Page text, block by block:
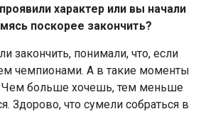
характер или вы начали
поскорее закончить?
закончить, понимали, что, если
чемпионами. А в такие моменты
Чем больше хочешь, тем меньше
Здорово, что сумели собраться в